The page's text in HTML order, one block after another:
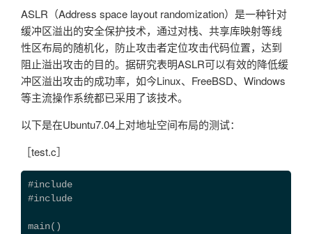
ASLR（Address space layout randomization）是一种针对
缓冲区溢出的安全保护技术，通过对栈、共享库映射等线
性区布局的随机化，防止攻击者定位攻击代码位置，达到
阻止溢出攻击的目的。据研究表明ASLR可以有效的降低缓
冲区溢出攻击的成功率，如今Linux、FreeBSD、Windows
等主流操作系统都已采用了该技术。
以下是在Ubuntu7.04上对地址空间布局的测试：
［test.c］
#include
#include
main()